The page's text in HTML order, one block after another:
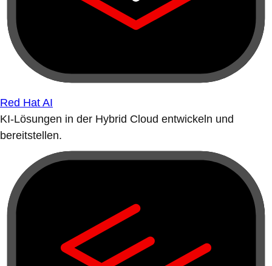
Red Hat AI
KI-Lösungen in der Hybrid Cloud entwickeln und
bereitstellen.